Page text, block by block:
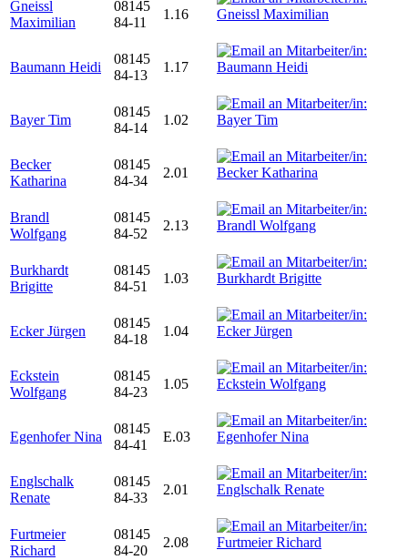
Gneissl
Maximilian
08145
84-11
1.16
Baumann Heidi
08145
84-13
1.17
Bayer Tim
08145
84-14
1.02
Becker
Katharina
08145
84-34
2.01
Brandl
Wolfgang
08145
84-52
2.13
Burkhardt
Brigitte
08145
84-51
1.03
Ecker Jürgen
08145
84-18
1.04
Eckstein
Wolfgang
08145
84-23
1.05
Egenhofer Nina
08145
84-41
E.03
Englschalk
Renate
08145
84-33
2.01
Furtmeier
Richard
08145
84-20
2.08